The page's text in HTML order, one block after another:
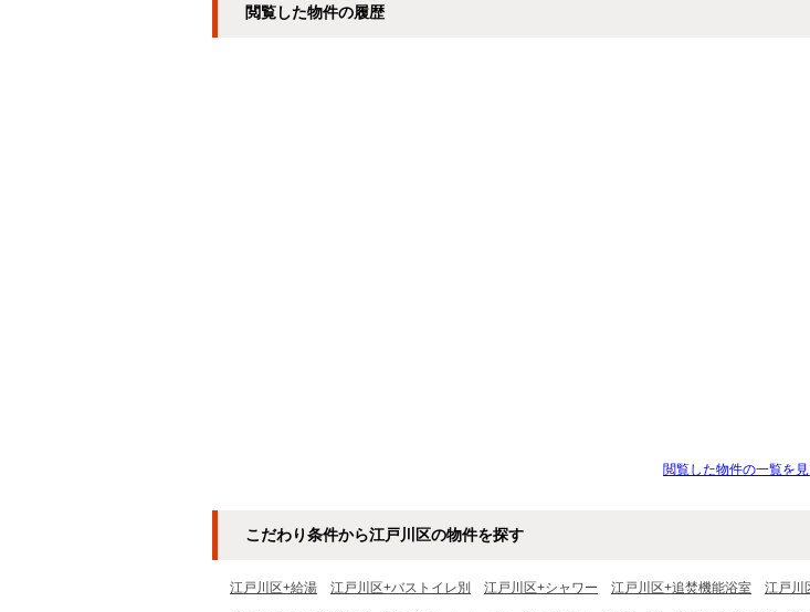
閲覧した物件の履歴
閲覧した物件の一覧を
こだわり条件から江戸川区の物件を探す
江戸川区+給湯 江戸川区+バストイレ別 江戸川区+シャワー 江戸川区+追焚機能浴室 江戸川